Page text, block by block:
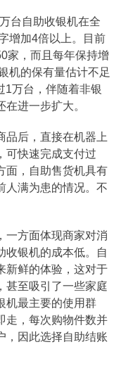
台自助收银机在全
增加4倍以上。目前
家，而且每年保持增
机的保有量估计不足
1万台，伴随着非银
进一步扩大。
品后，直接在机器上
可快速完成支付过
面，自助售货机具有
人满为患的情况。不
一方面体现商家对消
收银机的成本低。自
新鲜的体验，这对于
甚至吸引了一些家庭
机最主要的使用群
走，每次购物件数并
，因此选择自助结账